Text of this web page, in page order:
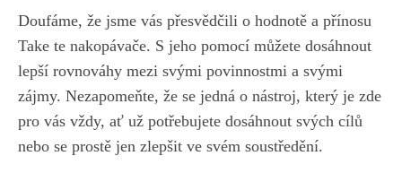
Doufáme, že ‌jsme vás přesvědčili o hodnotě a přínosu⁤
Take te nakopávače.⁤ S jeho ⁤pomocí můžete dosáhnout
lepší rovnováhy mezi‍ svými povinnostmi a svými
zájmy. Nezapomeňte,⁤ že se‌ jedná‍ o⁣ nástroj, který je zde
pro vás vždy, ať už potřebujete dosáhnout svých cílů
nebo se prostě jen zlepšit ⁢ve svém soustředění.